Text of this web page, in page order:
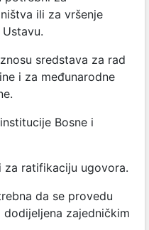
ili za vršenje
sredstava za rad
i za međunarodne
Bosne i
za ratifikaciju ugovora.
da se provedu
zajedničkim